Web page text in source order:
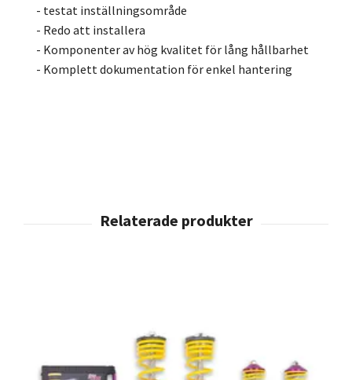
- testat inställningsområde
- Redo att installera
- Komponenter av hög kvalitet för lång hållbarhet
- Komplett dokumentation för enkel hantering